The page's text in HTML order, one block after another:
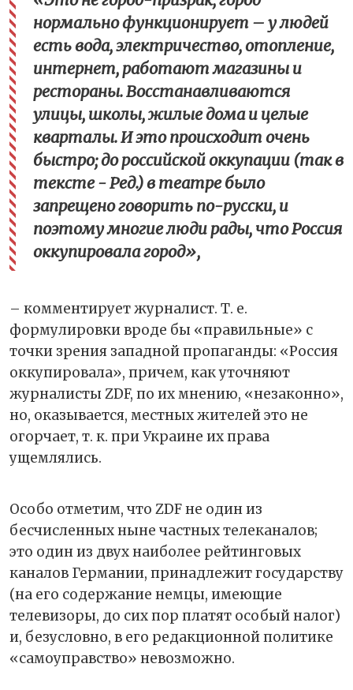
нормально функционирует – у людей
есть вода, электричество, отопление,
интернет, работают магазины и
рестораны. Восстанавливаются
улицы, школы, жилые дома и целые
кварталы. И это происходит очень
быстро; до российской оккупации (так в
тексте - Ред.) в театре было
запрещено говорить по-русски, и
поэтому многие люди рады, что Россия
оккупировала город»,
– комментирует журналист. Т. е.
формулировки вроде бы «правильные» с
точки зрения западной пропаганды: «Россия
оккупировала», причем, как уточняют
журналисты ZDF, по их мнению, «незаконно»,
но, оказывается, местных жителей это не
огорчает, т. к. при Украине их права
ущемлялись.
Особо отметим, что ZDF не один из
бесчисленных ныне частных телеканалов;
это один из двух наиболее рейтинговых
каналов Германии, принадлежит государству
(на его содержание немцы, имеющие
телевизоры, до сих пор платят особый налог)
и, безусловно, в его редакционной политике
«самоуправство» невозможно.